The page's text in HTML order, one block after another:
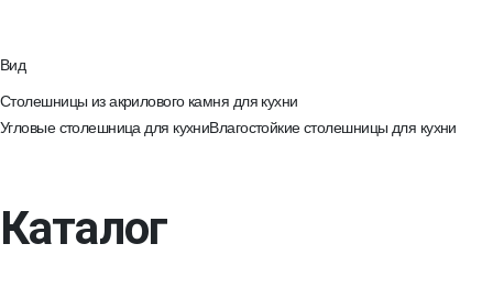
Вид
Столешницы из акрилового камня для кухни
Угловые столешница для кухниВлагостойкие столешницы для кухни
Каталог